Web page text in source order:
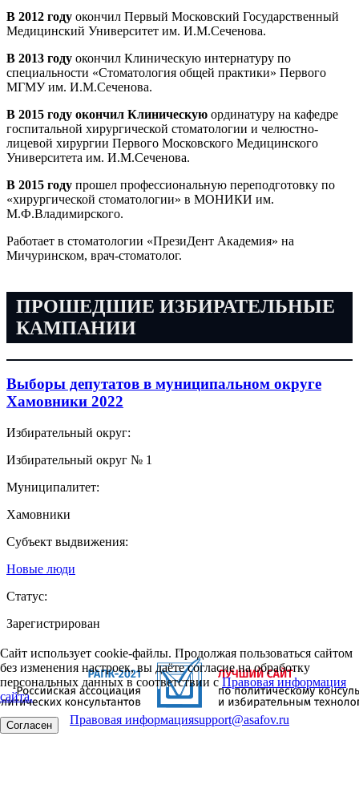
В 2012 году окончил Первый Московский Государственный
Медицинский Университет им. И.М.Сеченова.
В 2013 году окончил Клиническую интернатуру по
специальности «Стоматология общей практики» Первого
МГМУ им. И.М.Сеченова.
В 2015 году окончил Клиническую ординатуру на кафедре
госпитальной хирургической стоматологии и челюстно-
лицевой хирургии Первого Московского Медицинского
Университета им. И.М.Сеченова.
В 2015 году прошел профессиональную переподготовку по
«хирургической стоматологии» в МОНИКИ им.
М.Ф.Владимирского.
Работает в стоматологии «ПрезиДент Академия» на
Мичуринском, врач-стоматолог.
ПРОШЕДШИЕ ИЗБИРАТЕЛЬНЫЕ
КАМПАНИИ
Выборы депутатов в муниципальном округе
Хамовники 2022
Избирательный округ:
Избирательный округ № 1
Муниципалитет:
Хамовники
Субъект выдвижения:
Новые люди
Статус:
Зарегистрирован
Сайт использует cookie-файлы. Продолжая пользоваться сайтом
без изменения настроек, вы даёте согласие на обработку
персональных данных в соответствии сПравовая информация
сайта.
Согласен Правовая информацияsupport@asafov.ru